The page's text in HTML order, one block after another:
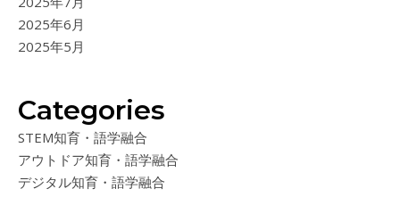
2025年6月
2025年5月
Categories
STEM知育・語学融合
アウトドア知育・語学融合
デジタル知育・語学融合